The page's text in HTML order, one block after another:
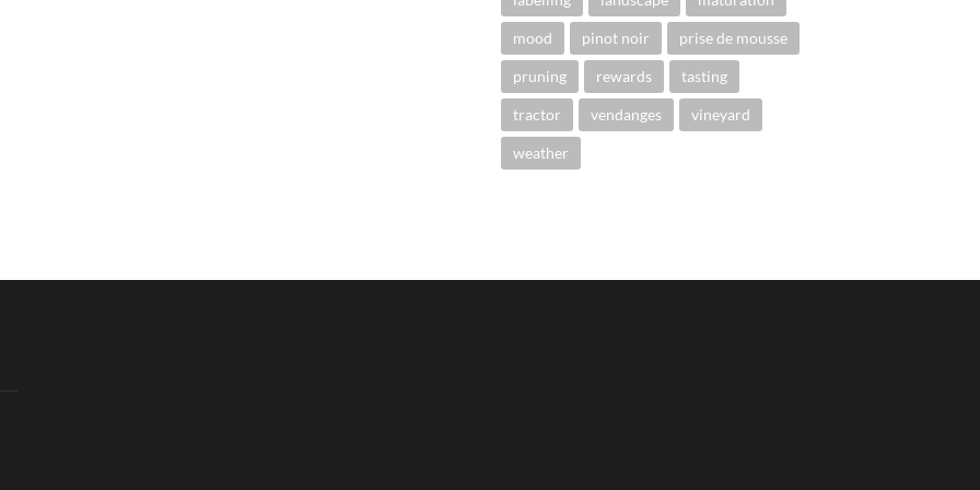
mood pinot noir prise de mousse
pruning rewards tasting
tractor vendanges vineyard
weather